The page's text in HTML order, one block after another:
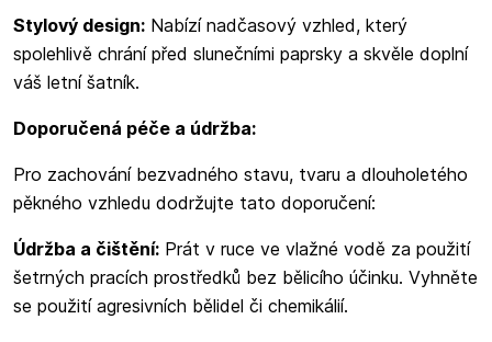
Stylový design: Nabízí nadčasový vzhled, který
spolehlivě chrání před slunečními paprsky a skvěle doplní
váš letní šatník.
Doporučená péče a údržba:
Pro zachování bezvadného stavu, tvaru a dlouholetého
pěkného vzhledu dodržujte tato doporučení:
Údržba a čištění: Prát v ruce ve vlažné vodě za použití
šetrných pracích prostředků bez bělicího účinku. Vyhněte
se použití agresivních bělidel či chemikálií.